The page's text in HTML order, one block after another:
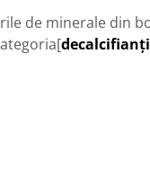
de minerale din